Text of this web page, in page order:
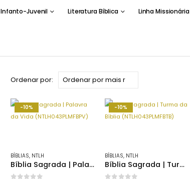
Infanto-Juvenil Literatura Bíblica Linha Missionária
Ordenar por:
-10%
BÍBLIAS, NTLH
Bíblia Sagrada | Palavra da Vida (NTLH043PLMFBPV)
-10%
BÍBLIAS, NTLH
Bíblia Sagrada | Turma da Bíblia (NTLH043PLMFBTB)